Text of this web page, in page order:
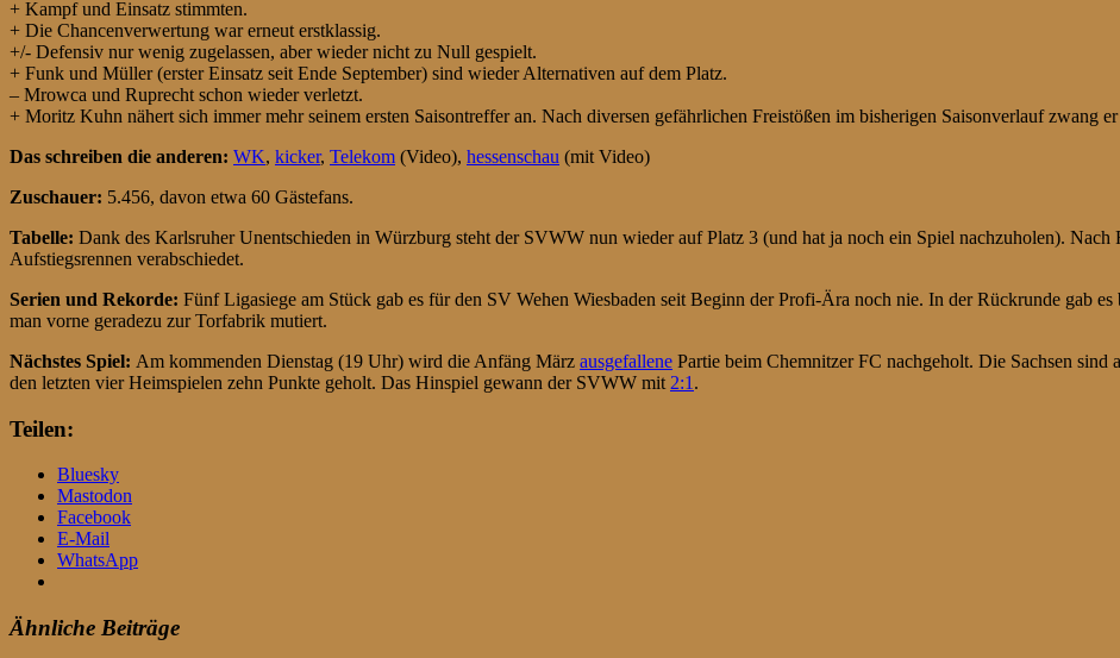
+ Kampf und Einsatz stimmten.
+ Die Chancenverwertung war erneut erstklassig.
+/- Defensiv nur wenig zugelassen, aber wieder nicht zu Null gespielt.
+ Funk und Müller (erster Einsatz seit Ende September) sind wieder Alternativen auf dem Platz.
– Mrowca und Ruprecht schon wieder verletzt.
+ Moritz Kuhn nähert sich immer mehr seinem ersten Saisontreffer an. Nach diversen gefährlichen Freistößen im bisherigen Saisonverlauf zwang
Das schreiben die anderen: WK, kicker, Telekom (Video), hessenschau (mit Video)
Zuschauer: 5.456, davon etwa 60 Gästefans.
Tabelle: Dank des Karlsruher Unentschieden in Würzburg steht der SVWW nun wieder auf Platz 3 (und hat ja noch ein Spiel nachzuholen).
Aufstiegsrennen verabschiedet.
Serien und Rekorde: Fünf Ligasiege am Stück gab es für den SV Wehen Wiesbaden seit Beginn der Profi-Ära noch nie. In der Rückrunde gab
man vorne geradezu zur Torfabrik mutiert.
Nächstes Spiel: Am kommenden Dienstag (19 Uhr) wird die Anfäng März ausgefallene Partie beim Chemnitzer FC nachgeholt. Die Sachsen sind
den letzten vier Heimspielen zehn Punkte geholt. Das Hinspiel gewann der SVWW mit 2:1 .
Teilen:
Bluesky
Mastodon
Facebook
E-Mail
WhatsApp
Ähnliche Beiträge